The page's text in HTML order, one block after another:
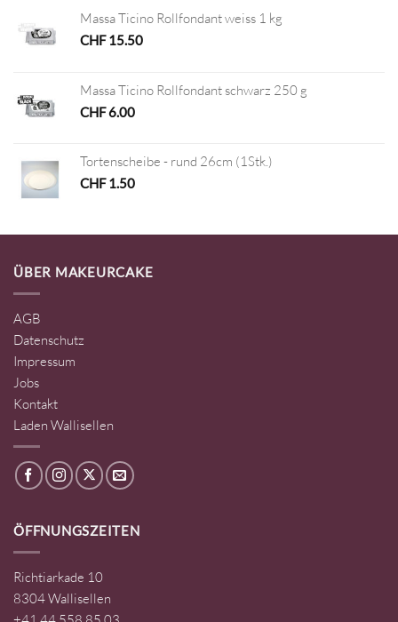
Massa Ticino Rollfondant weiss 1 kg
CHF15.50
Massa Ticino Rollfondant schwarz 250 g
CHF6.00
Tortenscheibe - rund 26cm (1Stk.)
CHF1.50
ÜBER MAKEURCAKE
AGB
Datenschutz
Impressum
Jobs
Kontakt
Laden Wallisellen
ÖFFNUNGSZEITEN
Richtiarkade 10
8304 Wallisellen